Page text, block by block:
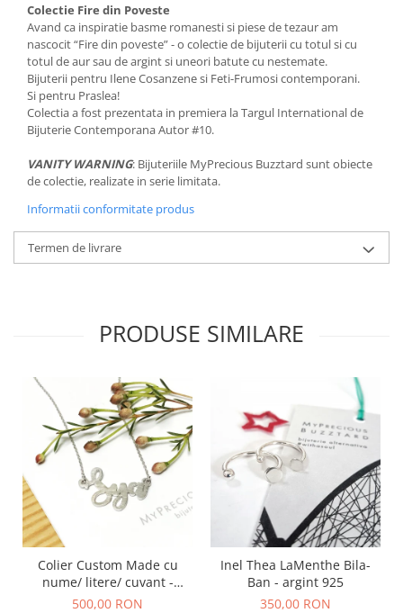
Colectie Fire din Poveste
Avand ca inspiratie basme romanesti si piese de tezaur am
nascocit “Fire din poveste” - o colectie de bijuterii cu totul si cu
totul de aur sau de argint si uneori batute cu nestemate.
Bijuterii pentru Ilene Cosanzene si Feti-Frumosi contemporani.
Si pentru Praslea!
Colectia a fost prezentata in premiera la Targul International de
Bijuterie Contemporana Autor #10.
VANITY WARNING: Bijuteriile MyPrecious Buzztard sunt obiecte
de colectie, realizate in serie limitata.
Informatii conformitate produs
Termen de livrare
PRODUSE SIMILARE
Colier Custom Made cu
nume/ litere/ cuvant -
argint 925
500,00 RON
Inel Thea LaMenthe Bila-
Ban - argint 925
350,00 RON